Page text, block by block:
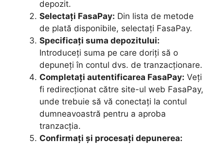
depozit.
Selectați FasaPay: Din lista de metode
de plată disponibile, selectați FasaPay.
Specificați suma depozitului:
Introduceți suma pe care doriți să o
depuneți în contul dvs. de tranzacționare.
Completați autentificarea FasaPay: Veți
fi redirecționat către site-ul web FasaPay,
unde trebuie să vă conectați la contul
dumneavoastră pentru a aproba
tranzacția.
Confirmați și procesați depunerea: